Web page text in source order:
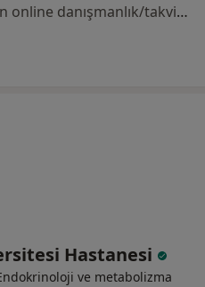
Bu uzman ilgili adres için online danışmanlık/takvim sunmuyor.
Hastanesi
ve metabolizma